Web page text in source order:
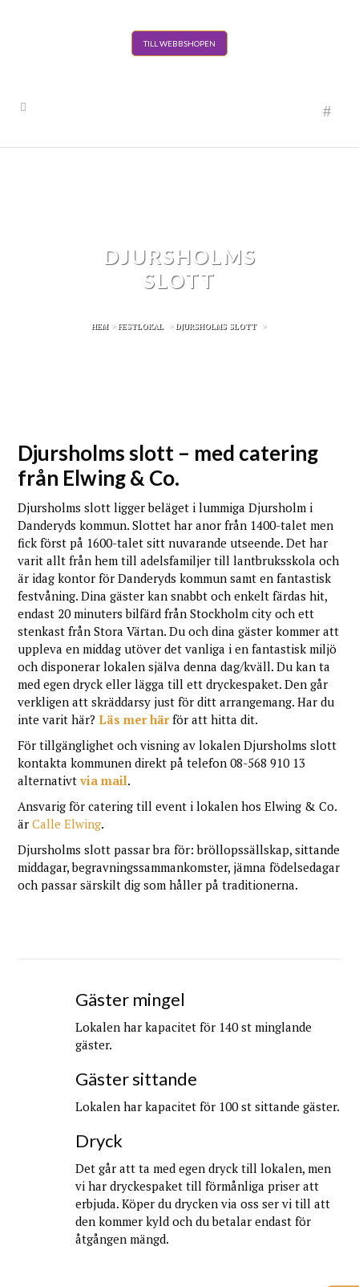
TILL WEBBSHOPEN
DJURSHOLMS
SLOTT
HEM> FESTLOKAL > DJURSHOLMS SLOTT >
Djursholms slott – med catering
från Elwing & Co.
Djursholms slott ligger beläget i lummiga Djursholm i
Danderyds kommun. Slottet har anor från 1400-talet men
fick först på 1600-talet sitt nuvarande utseende. Det har
varit allt från hem till adelsfamiljer till lantbruksskola och
är idag kontor för Danderyds kommun samt en fantastisk
festvåning. Dina gäster kan snabbt och enkelt färdas hit,
endast 20 minuters bilfärd från Stockholm city och ett
stenkast från Stora Värtan. Du och dina gäster kommer att
uppleva en middag utöver det vanliga i en fantastisk miljö
och disponerar lokalen själva denna dag/kväll. Du kan ta
med egen dryck eller lägga till ett dryckespaket. Den går
verkligen att skräddarsy just för ditt arrangemang. Har du
inte varit här?Läs mer härför att hitta dit.
För tillgänglighet och visning av lokalen Djursholms slott
kontakta kommunen direkt på telefon 08-568 910 13
alternativtvia mail.
Ansvarig för catering till event i lokalen hos Elwing & Co.
ärCalle Elwing.
Djursholms slott passar bra för: bröllopssällskap, sittande
middagar, begravningssammankomster, jämna födelsedagar
och passar särskilt dig som håller på traditionerna.
Gäster mingel
Lokalen har kapacitet för 140 st minglande
gäster.
Gäster sittande
Lokalen har kapacitet för 100 st sittande gäster.
Dryck
Det går att ta med egen dryck till lokalen, men
vi har dryckespaket till förmånliga priser att
erbjuda. Köper du drycken via oss ser vi till att
den kommer kyld och du betalar endast för
åtgången mängd.